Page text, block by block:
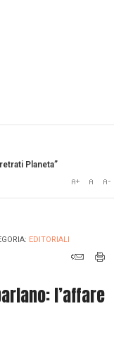
Planeta”
EDITORIALI
l’affare